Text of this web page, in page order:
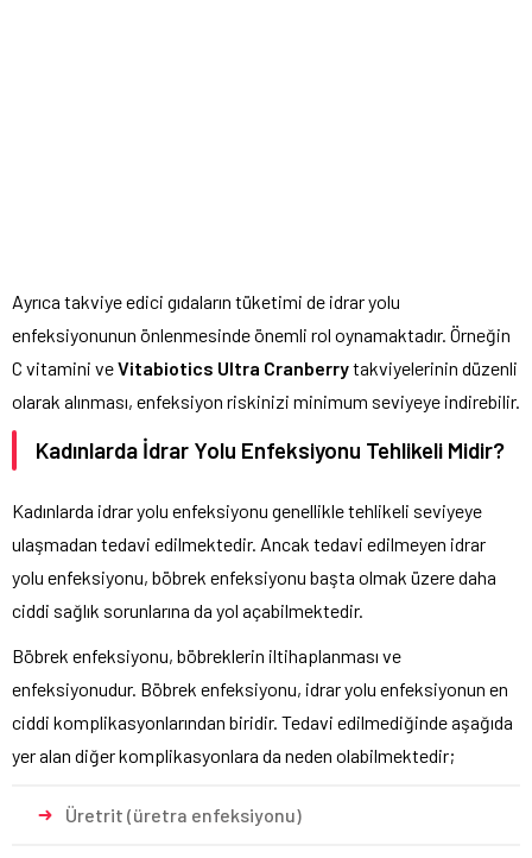
Ayrıca takviye edici gıdaların tüketimi de idrar yolu
enfeksiyonunun önlenmesinde önemli rol oynamaktadır. Örneğin
C vitamini veVitabiotics Ultra Cranberrytakviyelerinin düzenli
olarak alınması, enfeksiyon riskinizi minimum seviyeye indirebilir.
Kadınlarda İdrar Yolu Enfeksiyonu Tehlikeli Midir?
Kadınlarda idrar yolu enfeksiyonu genellikle tehlikeli seviyeye
ulaşmadan tedavi edilmektedir. Ancak tedavi edilmeyen idrar
yolu enfeksiyonu, böbrek enfeksiyonu başta olmak üzere daha
ciddi sağlık sorunlarına da yol açabilmektedir.
Böbrek enfeksiyonu, böbreklerin iltihaplanması ve
enfeksiyonudur. Böbrek enfeksiyonu, idrar yolu enfeksiyonun en
ciddi komplikasyonlarından biridir. Tedavi edilmediğinde aşağıda
yer alan diğer komplikasyonlara da neden olabilmektedir;
Üretrit (üretra enfeksiyonu)